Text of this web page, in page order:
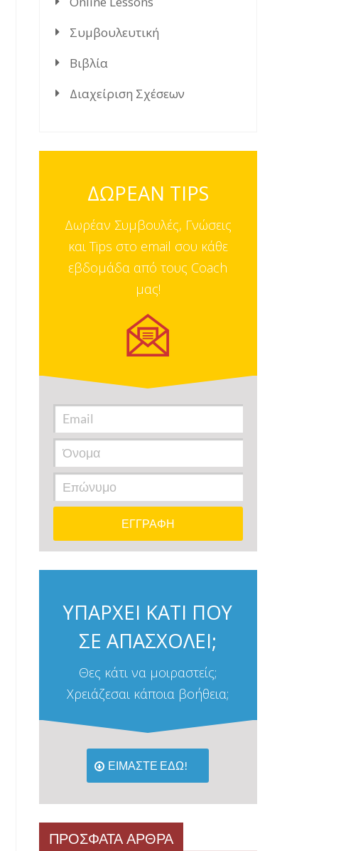
Συμβουλευτική
Βιβλία
Διαχείριση Σχέσεων
ΔΩΡΕΑΝ TIPS
Δωρέαν Συμβουλές, Γνώσεις
και Tips στο email σου κάθε
εβδομάδα από τους Coach
μας!
ΥΠΑΡΧΕΙ ΚΑΤΙ ΠΟΥ
ΣΕ ΑΠΑΣΧΟΛΕΙ;
Θες κάτι να μοιραστείς;
Χρειάζεσαι κάποια βοήθεια;
ΕΙΜΑΣΤΕ ΕΔΩ!
ΠΡΟΣΦΑΤΑ ΑΡΘΡΑ